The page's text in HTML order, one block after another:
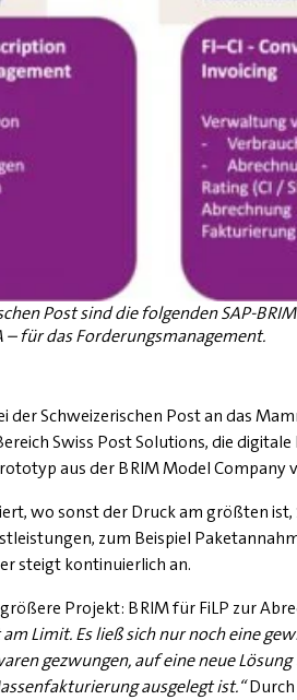
Post sind die folgenden SAP-
– für das Forderungsmanagement.
der Schweizerischen Post an das
Swiss Post Solutions, die
aus der BRIM Model Company
wo sonst der Druck am größten
zum Beispiel
steigt kontinuierlich an.
Projekt: BRIM für FiLP zur
Limit. Es ließ sich nur noch eine
gezwungen, auf eine neue
ausgelegt ist.“Durch